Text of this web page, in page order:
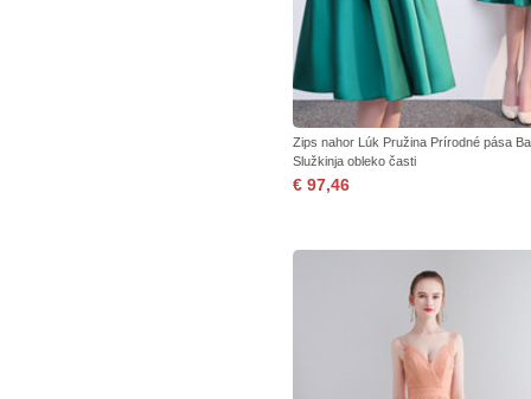
Zips nahor Lúk Pružina Prírodné pása
Služkinja obleko časti
€ 97,46